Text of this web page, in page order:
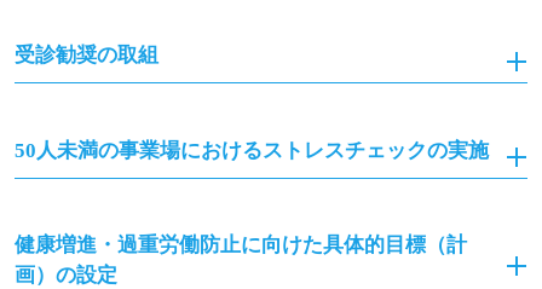
受診勧奨の取組
50人未満の事業場におけるストレスチェックの実施
健康増進・過重労働防止に向けた具体的目標（計
画）の設定